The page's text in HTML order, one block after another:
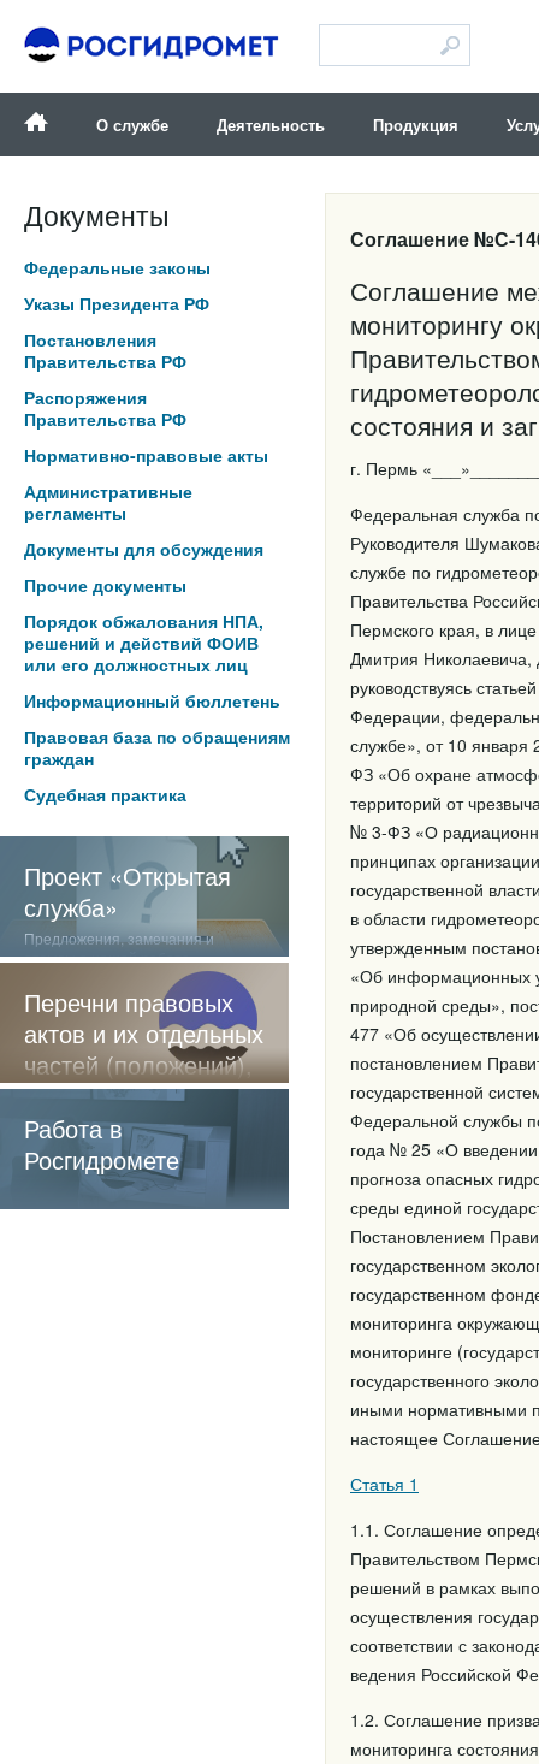
О службе Деятельность Продукция
Документы
Федеральные законы
Указы Президента РФ
Постановления
Правительства РФ
Распоряжения
Правительства РФ
Нормативно-правовые акты
Административные
регламенты
Документы для обсуждения
Прочие документы
Порядок обжалования НПА,
решений и действий ФОИВ
или его должностных лиц
Информационный бюллетень
Правовая база по обращениям
граждан
Судебная практика
Проект «Открытая
служба»
Предложения, замечания и
отзывы о нашей работе
Перечни правовых
актов и их отдельных
частей (положений),
содержащие
обязательные
требования
Работа в
Росгидромете
Соглашение №С-
Соглашение
мониторингу
состояния и
г. Пермь
Федеральная служба
Руководителя
службе по
Правительства
Пермского края, в
Дмитрия Николаевича,
руководствуясь
Федерации,
службе», от 10
ФЗ «Об охране
территорий от
№ 3-ФЗ «О
принципах
государственной
в области
утвержденным
«Об информационных
природной среды»,
477 «Об
постановлением
государственной
Федеральной службы
года № 25 «О
прогноза опасных
среды единой
Постановлением
государственном
государственном
мониторинга
мониторинге
государственного
иными нормативными
настоящее
Статья 1
1.1. Соглашение
Правительством
решений в рамках
осуществления
соответствии с
ведения Российской
1.2. Соглашение
мониторинга